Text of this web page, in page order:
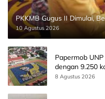
PKKMB Gugus II Dimulai,
10 Agustus 2026
Papermob
dengan 9.250
8 Agustus 2026